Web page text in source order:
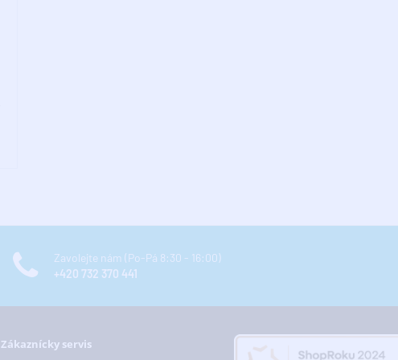
Zavolejte nám (Po-Pá 8:30 - 16:00)
+420 732 370 441
Zákaznícky servis